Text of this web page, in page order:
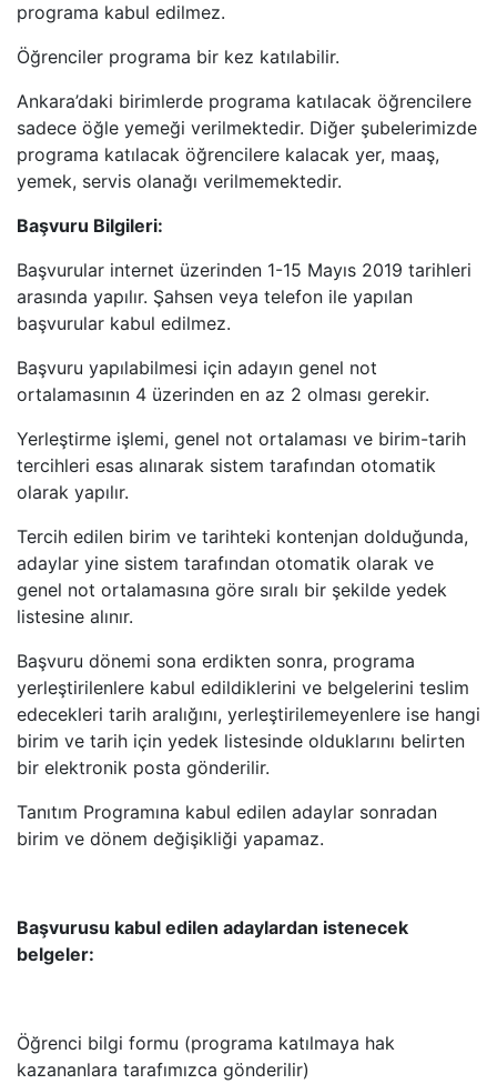
programa kabul edilmez.
Öğrenciler programa bir kez katılabilir.
Ankara’daki birimlerde programa katılacak öğrencilere
sadece öğle yemeği verilmektedir. Diğer şubelerimizde
programa katılacak öğrencilere kalacak yer, maaş,
yemek, servis olanağı verilmemektedir.
Başvuru Bilgileri:
Başvurular internet üzerinden 1-15 Mayıs 2019 tarihleri
arasında yapılır. Şahsen veya telefon ile yapılan
başvurular kabul edilmez.
Başvuru yapılabilmesi için adayın genel not
ortalamasının 4 üzerinden en az 2 olması gerekir.
Yerleştirme işlemi, genel not ortalaması ve birim-tarih
tercihleri esas alınarak sistem tarafından otomatik
olarak yapılır.
Tercih edilen birim ve tarihteki kontenjan dolduğunda,
adaylar yine sistem tarafından otomatik olarak ve
genel not ortalamasına göre sıralı bir şekilde yedek
listesine alınır.
Başvuru dönemi sona erdikten sonra, programa
yerleştirilenlere kabul edildiklerini ve belgelerini teslim
edecekleri tarih aralığını, yerleştirilemeyenlere ise hangi
birim ve tarih için yedek listesinde olduklarını belirten
bir elektronik posta gönderilir.
Tanıtım Programına kabul edilen adaylar sonradan
birim ve dönem değişikliği yapamaz.
Başvurusu kabul edilen adaylardan istenecek
belgeler:
Öğrenci bilgi formu (programa katılmaya hak
kazananlara tarafımızca gönderilir)